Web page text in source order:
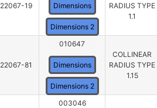
19 Dimensions
Dimensions 2
RADIUS TYPE
1.1
81
010647
Dimensions
Dimensions 2
COLLINEAR
RADIUS TYPE
1.15
003046